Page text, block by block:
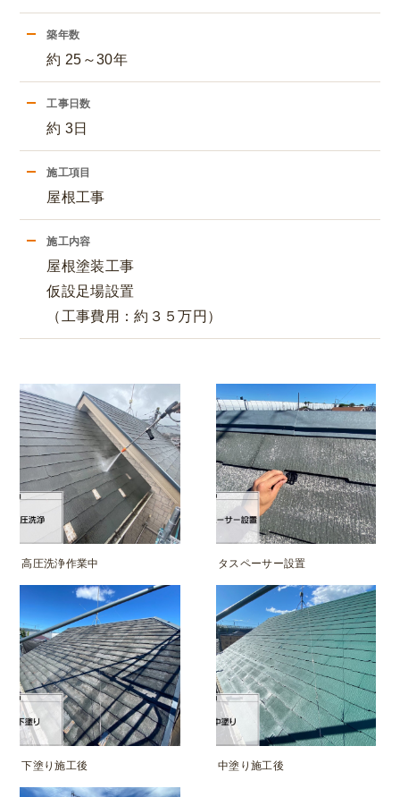
築年数
約 25～30年
工事日数
約 3日
施工項目
屋根工事
施工内容
屋根塗装工事
仮設足場設置
（工事費用：約３５万円）
高圧洗浄作業中 タスペーサー設置
下塗り施工後 中塗り施工後